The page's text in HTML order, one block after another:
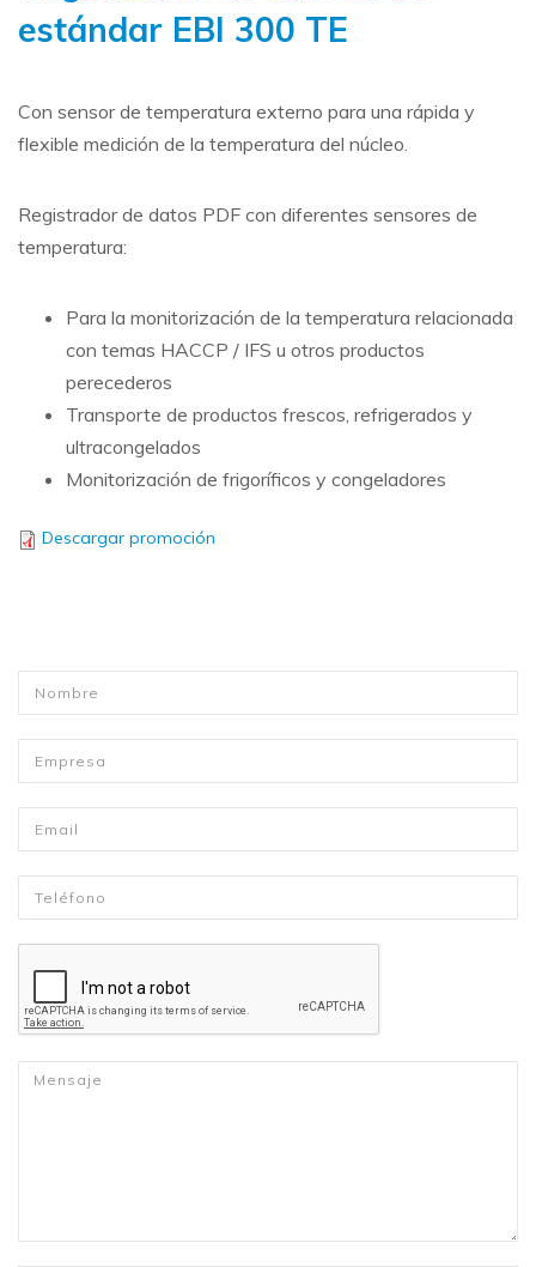
estándar EBI 300 TE
Con sensor de temperatura externo para una rápida y
flexible medición de la temperatura del núcleo.
Registrador de datos PDF con diferentes sensores de
temperatura:
Para la monitorización de la temperatura relacionada
con temas HACCP / IFS u otros productos
perecederos
Transporte de productos frescos, refrigerados y
ultracongelados
Monitorización de frigoríficos y congeladores
Descargar promoción
Nombre
Empresa
Email *
Telefono
Mensaje*